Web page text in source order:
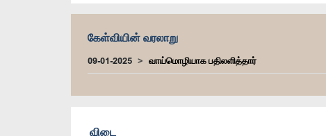
கேள்வியின் வரலாறு
09-01-2025 வாய்மொழியாக பதிலளித்தார்
விடை